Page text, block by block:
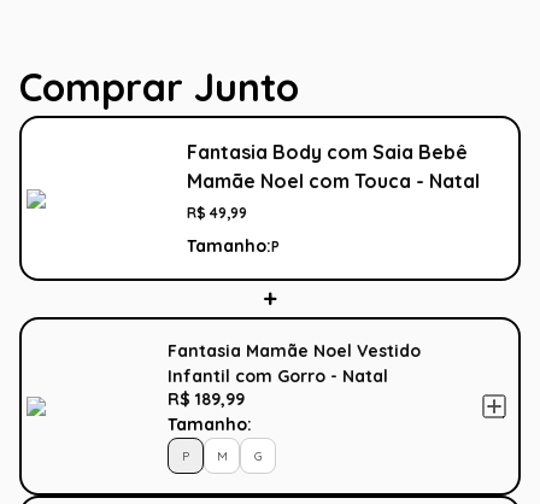
Comprar Junto
Fantasia Body com Saia Bebê
Mamãe Noel com Touca - Natal
R$ 49,99
Tamanho:P
Fantasia Mamãe Noel Vestido
Infantil com Gorro - Natal
R$ 189,99
Tamanho:
P M G